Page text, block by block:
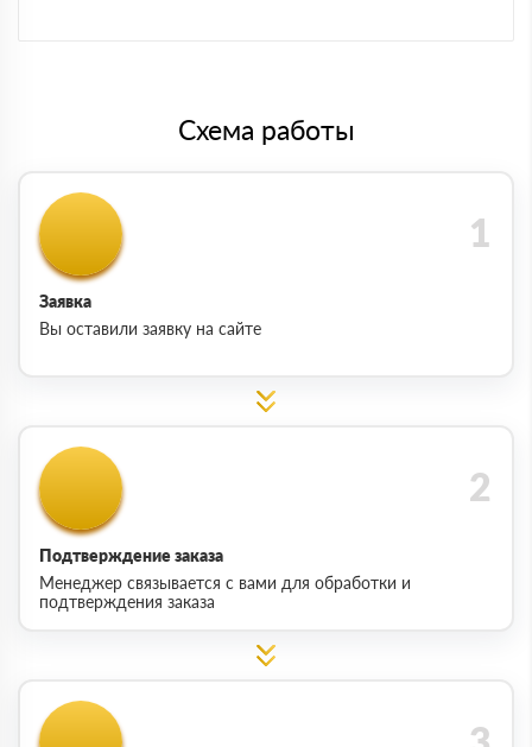
Схема работы
Заявка
Вы оставили заявку на сайте
Подтверждение заказа
Менеджер связывается с вами для обработки и
подтверждения заказа